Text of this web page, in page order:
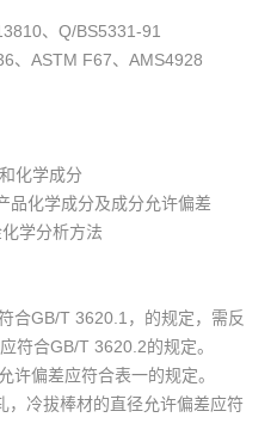
、Q/BS5331-91
、ASTM F67、AMS4928
化学成分
品化学成分及成分允许偏差
学分析方法
合GB/T 3620.1，的规定，需反
符合GB/T 3620.2的规定。
许偏差应符合表一的规定。
冷拔棒材的直径允许偏差应符